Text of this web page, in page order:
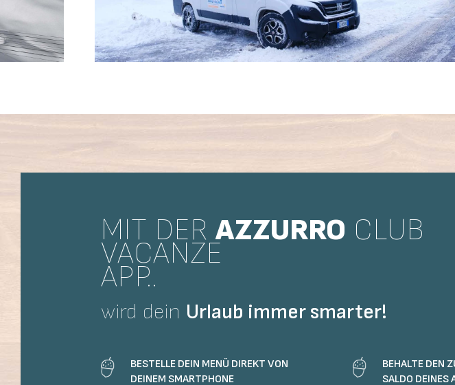
MIT DER AZZURRO CLUB
VACANZE
APP..
wird dein Urlaub immer smarter!
BESTELLE DEIN MENÜ DIREKT VON
DEINEM SMARTPHONE
BEHALTE DEN
SALDO DEINES